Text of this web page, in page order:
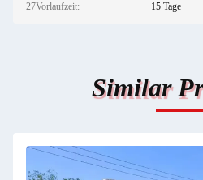
27Vorlaufzeit: 15 Tage
Similar